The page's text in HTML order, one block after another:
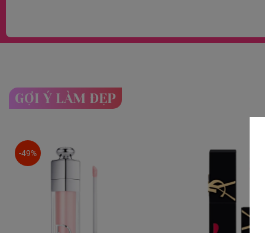
GỢI Ý LÀM ĐẸP
-49%